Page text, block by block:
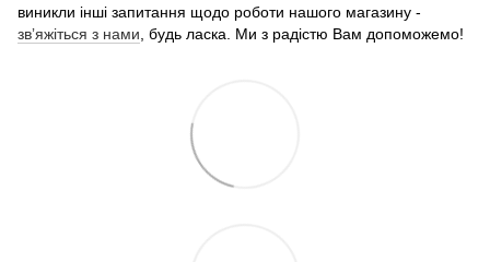
виникли інші запитання щодо роботи нашого магазину -
звʼяжіться з нами , будь ласка. Ми з радістю Вам допоможемо!